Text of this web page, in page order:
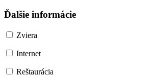
Ďalšie informácie
Zviera
Internet
Reštaurácia